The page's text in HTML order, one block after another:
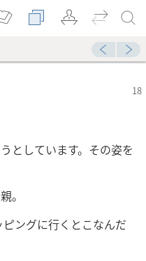
としています。その姿を
。
ピングに行くとこなんだ